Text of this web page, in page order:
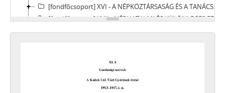
[fondfőcsoport] XVI - A NÉPKÖZTÁRSASÁG ÉS A TANÁCSKÖZTÁRSASÁG FORRADALMI SZERVEI, 1919
[fondfőcsoport] XVII - NÉPHATALMI ÉS KÜLÖNLEGES FELADATOKRA LÉTREJÖTT BIZOTTSÁGOK, 1945–1990
[fondfőcsoport] XXIII - TANÁCSOK, 1945–1990
[fondfőcsoport] XXX - SZÖVETKEZETEK, 1949–2015
[fondfőcsoport] XXXVII - MEGYEI JOGÚ VÁROSI, VÁROSI ÉS KÖZSÉGI ÖNKORMÁNYZATOK, 1989–2014